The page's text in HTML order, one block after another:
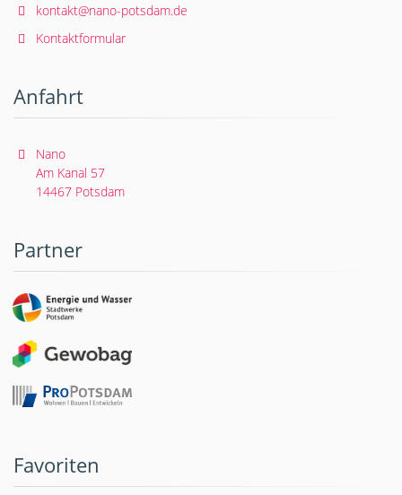
kontakt@nano-potsdam.de
Kontaktformular
Anfahrt
Nano
Am Kanal 57
14467 Potsdam
Partner
Favoriten